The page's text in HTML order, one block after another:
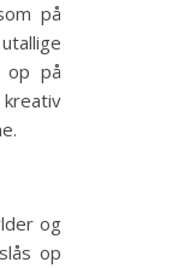
på
på
og
op